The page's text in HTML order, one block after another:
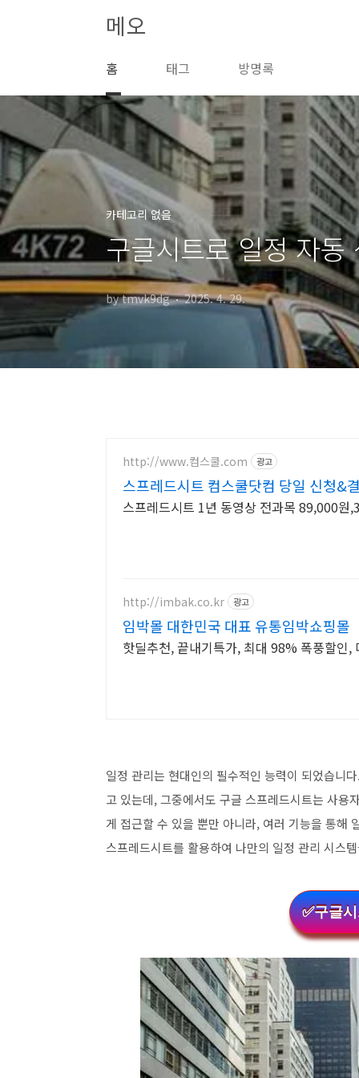
메오
홈 태그 방명록
카테고리 없음
구글시트로 일정 자동
by tmvk9dg 2025. 4. 29.
http://www.컴스쿨.com 광고
스프레드시트 컴스쿨닷컴 당일 신청&
스프레드시트 1년 동영상 전과목 89,000원
http://imbak.co.kr 광고
임박몰 대한민국 대표 유통임박쇼핑몰
핫딜추천, 끝내기특가, 최대 98% 폭풍할인,
일정 관리는 현대인의 필수적인 능력이 되었습니
고 있는데, 그중에서도 구글 스프레드시트는 사용
게 접근할 수 있을 뿐만 아니라, 여러 기능을 통해
스프레드시트를 활용하여 나만의 일정 관리 시스
✅구글